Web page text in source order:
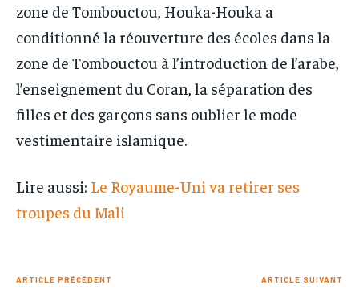
zone de Tombouctou, Houka-Houka a
conditionné la réouverture des écoles dans la
zone de Tombouctou à l’introduction de l’arabe,
l’enseignement du Coran, la séparation des
filles et des garçons sans oublier le mode
vestimentaire islamique.
Lire aussi: Le Royaume-Uni va retirer ses
troupes du Mali
ARTICLE PRÉCÉDENT ARTICLE SUIVANT